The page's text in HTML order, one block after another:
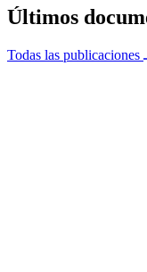
Últimos
Todas las publicaciones